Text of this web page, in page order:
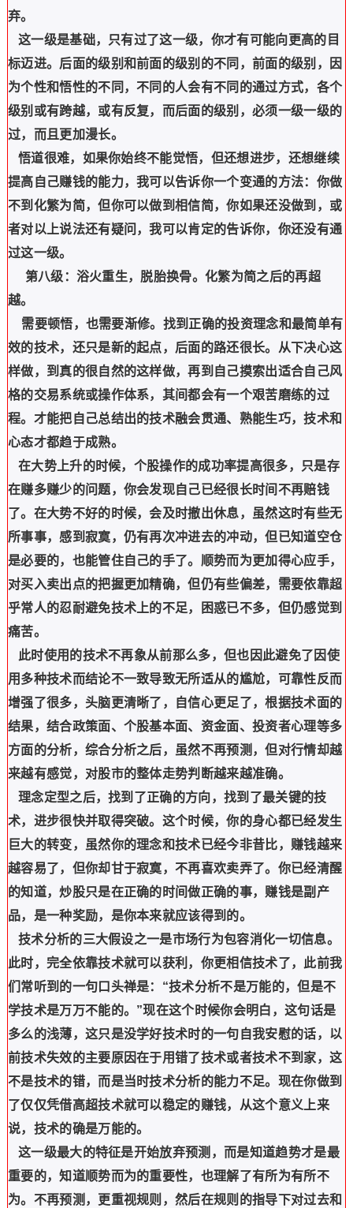
弃。
这一级是基础，只有过了这一级，你才有可能向更高的目
标迈进。后面的级别和前面的级别的不同，前面的级别，因
为个性和悟性的不同，不同的人会有不同的通过方式，各个
级别或有跨越，或有反复，而后面的级别，必须一级一级的
过，而且更加漫长。
悟道很难，如果你始终不能觉悟，但还想进步，还想继续
提高自己赚钱的能力，我可以告诉你一个变通的方法：你做
不到化繁为简，但你可以做到相信简，你如果还没做到，或
者对以上说法还有疑问，我可以肯定的告诉你，你还没有通
过这一级。
第八级：浴火重生，脱胎换骨。化繁为简之后的再超
越。
需要顿悟，也需要渐修。找到正确的投资理念和最简单有
效的技术，还只是新的起点，后面的路还很长。从下决心这
样做，到真的很自然的这样做，再到自己摸索出适合自己风
格的交易系统或操作体系，其间都会有一个艰苦磨练的过
程。才能把自己总结出的技术融会贯通、熟能生巧，技术和
心态才都趋于成熟。
在大势上升的时候，个股操作的成功率提高很多，只是存
在赚多赚少的问题，你会发现自己已经很长时间不再赔钱
了。在大势不好的时候，会及时撤出休息，虽然这时有些无
所事事，感到寂寞，仍有再次冲进去的冲动，但已知道空仓
是必要的，也能管住自己的手了。顺势而为更加得心应手，
对买入卖出点的把握更加精确，但仍有些偏差，需要依靠超
乎常人的忍耐避免技术上的不足，困惑已不多，但仍感觉到
痛苦。
此时使用的技术不再象从前那么多，但也因此避免了因使
用多种技术而结论不一致导致无所适从的尴尬，可靠性反而
增强了很多，头脑更清晰了，自信心更足了，根据技术面的
结果，结合政策面、个股基本面、资金面、投资者心理等多
方面的分析，综合分析之后，虽然不再预测，但对行情却越
来越有感觉，对股市的整体走势判断越来越准确。
理念定型之后，找到了正确的方向，找到了最关键的技
术，进步很快并取得突破。这个时候，你的身心都已经发生
巨大的转变，虽然你的理念和技术已经今非昔比，赚钱越来
越容易了，但你却甘于寂寞，不再喜欢卖弄了。你已经清醒
的知道，炒股只是在正确的时间做正确的事，赚钱是副产
品，是一种奖励，是你本来就应该得到的。
技术分析的三大假设之一是市场行为包容消化一切信息。
此时，完全依靠技术就可以获利，你更相信技术了，此前我
们常听到的一句口头禅是：“技术分析不是万能的，但是不
学技术是万万不能的。”现在这个时候你会明白，这句话是
多么的浅薄，这只是没学好技术时的一句自我安慰的话，以
前技术失效的主要原因在于用错了技术或者技术不到家，这
不是技术的错，而是当时技术分析的能力不足。现在你做到
了仅仅凭借高超技术就可以稳定的赚钱，从这个意义上来
说，技术的确是万能的。
这一级最大的特征是开始放弃预测，而是知道趋势才是最
重要的，知道顺势而为的重要性，也理解了有所为有所不
为。不再预测，更重视规则，然后在规则的指导下对过去和